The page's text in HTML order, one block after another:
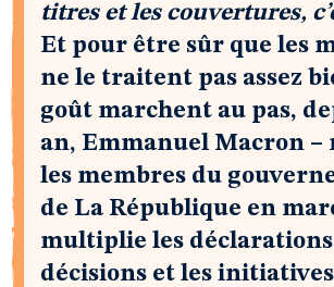
titres et les couvertures,
Et pour être sûr que les
ne le traitent pas assez
goût marchent au pas,
an, Emmanuel Macron –
les membres du
de La République en
multiplie les
décisions et les initiatives